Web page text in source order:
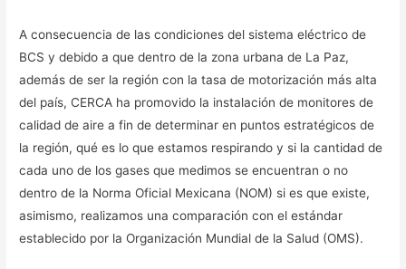
A consecuencia de las condiciones del sistema eléctrico de
BCS y debido a que dentro de la zona urbana de La Paz,
además de ser la región con la tasa de motorización más alta
del país, CERCA ha promovido la instalación de monitores de
calidad de aire a fin de determinar en puntos estratégicos de
la región, qué es lo que estamos respirando y si la cantidad de
cada uno de los gases que medimos se encuentran o no
dentro de la Norma Oficial Mexicana (NOM) si es que existe,
asimismo, realizamos una comparación con el estándar
establecido por la Organización Mundial de la Salud (OMS).